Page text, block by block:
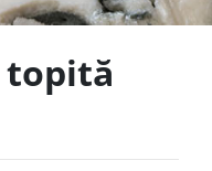
topită